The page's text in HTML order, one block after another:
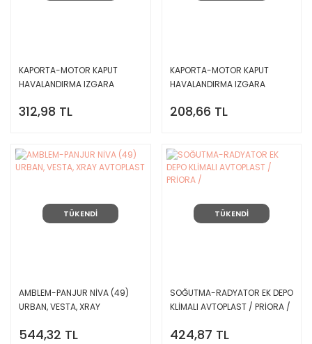
KAPORTA-MOTOR KAPUT
HAVALANDIRMA IZGARA
312,98 TL
KAPORTA-MOTOR KAPUT
HAVALANDIRMA IZGARA
208,66 TL
TÜKENDİ
AMBLEM-PANJUR NİVA (49)
URBAN, VESTA, XRAY
544,32 TL
TÜKENDİ
SOĞUTMA-RADYATOR EK DEPO
KLİMALI AVTOPLAST / PRİORA /
424,87 TL